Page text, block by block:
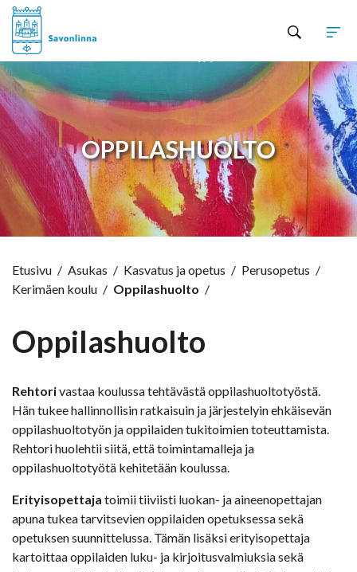
OPPILASHUOLTO
Etusivu / Asukas / Kasvatus ja opetus / Perusopetus /
Kerimäen koulu / Oppilashuolto /
Oppilashuolto
Rehtorivastaa koulussa tehtävästä oppilashuoltotyöstä.
Hän tukee hallinnollisin ratkaisuin ja järjestelyin ehkäisevän
oppilashuoltotyön ja oppilaiden tukitoimien toteuttamista.
Rehtori huolehtii siitä, että toimintamalleja ja
oppilashuoltotyötä kehitetään koulussa.
Erityisopettaja toimii tiiviisti luokan- ja aineenopettajan
apuna tukea tarvitsevien oppilaiden opetuksessa sekä
opetuksen suunnittelussa. Tämän lisäksi erityisopettaja
kartoittaa oppilaiden luku- ja kirjoitusvalmiuksia sekä